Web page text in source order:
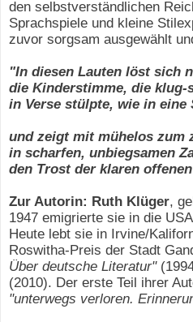
den selbstverständlichen
Sprachspiele und kleine
zuvor sorgsam ausgewählt
"In diesen Lauten löst sich
die Kinderstimme, die klug-
in Verse stülpte, wie in eine
und zeigt mit mühelos zum
in scharfen, unbiegsamen
den Trost der klaren
Zur Autorin: Ruth Klüger,
1947 emigrierte sie in die
Heute lebt sie in Irvine/
Roswitha-Preis der Stadt
Über deutsche Literatur"
(2010). Der erste Teil ihrer
"unterwegs verloren.